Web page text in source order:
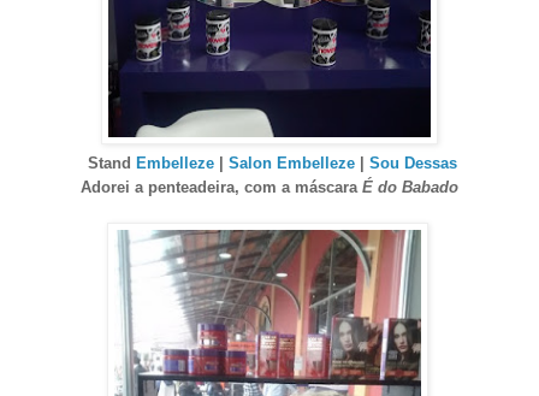
Stand Embelleze| Salon Embelleze| Sou Dessas
Adorei a penteadeira, com a máscara É do Babado